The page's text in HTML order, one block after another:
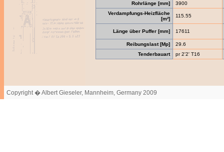
Rohrlänge [mm]
3900
Verdampfungs-Heizfläche
[m²]
115.55
Länge über Puffer [mm] 17611
Reibungslast [Mp]
29.6
Tenderbauart
pr 2'2' T16
Copyright � Albert Gieseler, Mannheim, Germany 2009